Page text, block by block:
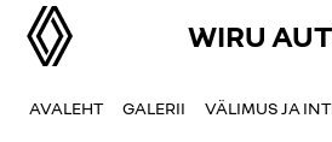
WIRU
AVALEHT GALERII VÄLIMUS JA